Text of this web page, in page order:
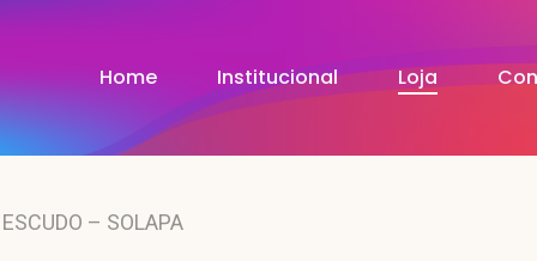
Home Institucional Loja
– SOLAPA